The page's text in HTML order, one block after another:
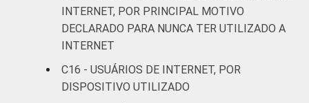
Mais de 10 SM
Não sabe
INTERNET, POR PRINCIPAL MOTIVO
DECLARADO PARA NUNCA TER UTILIZADO A
INTERNET
C16 - USUÁRIOS DE INTERNET, POR
DISPOSITIVO UTILIZADO